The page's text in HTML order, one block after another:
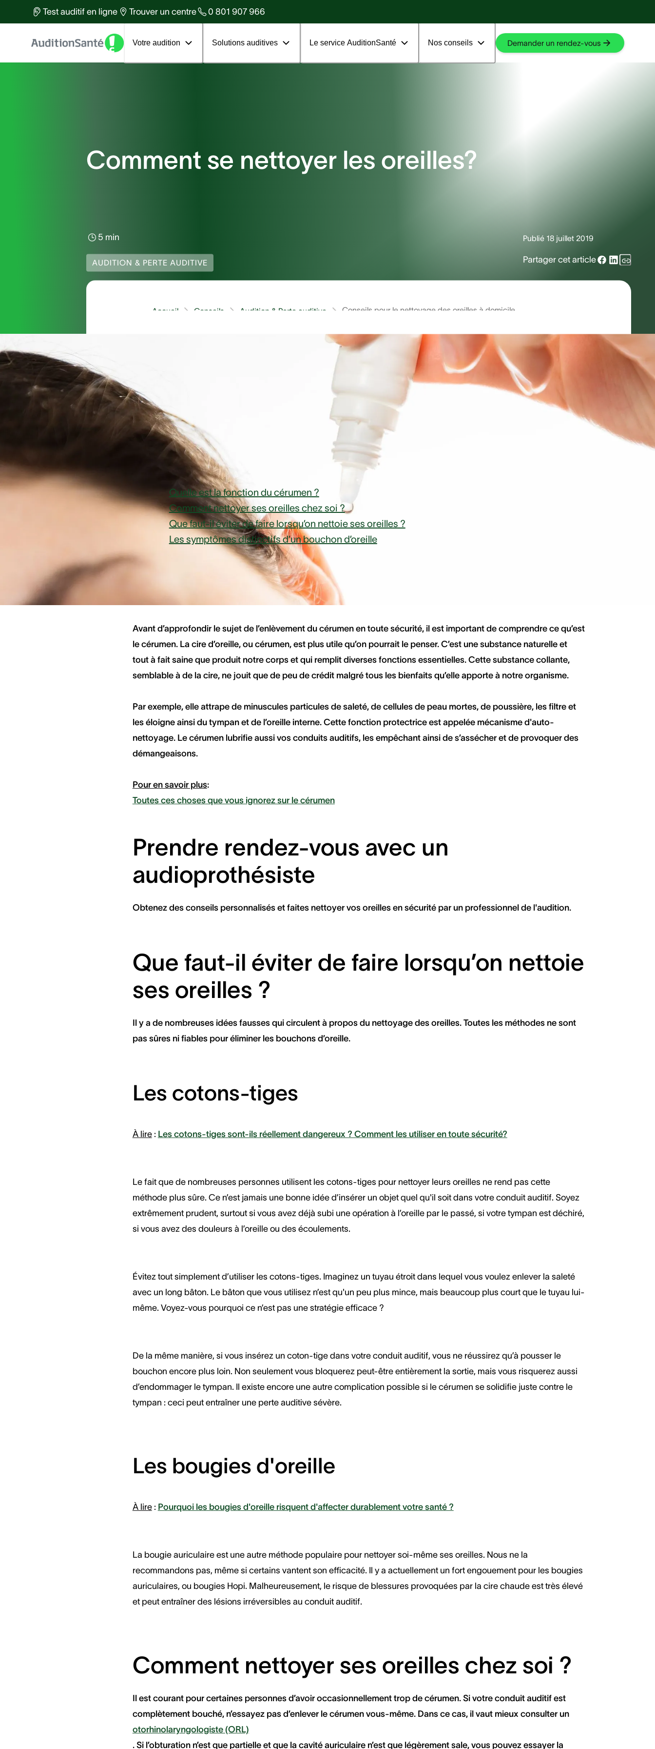
Test auditif en ligne Trouver un centre 0 801 907 966
Votre audition Solutions auditives Le service AuditionSanté Nos conseils Demander un rendez-vous
En savoir plus
En savoir plus
Des équipes d'experts à votre
services
Votre 1er rendez-vous
Comment se nettoyer les oreilles?
5 min
AUDITION & PERTE AUDITIVE
Publié 18 juillet 2019
Partager cet article
Conseils pour le nettoyage des oreilles à domicile
Audition & Perte auditive
Conseils
Accueil
L’accumulation excessive de cérumen est un problème relativement courant, auquel de nombreuses personnes sont
confrontées à un moment ou l’autre de leur vie. Les médecins appellent cela une obstruction du conduit auditif par le
cérumen. Si avoir un bouchon de cérumen est un problème relativement bénin, l’enlever est un processus délicat
qu’il vaut mieux confier à un professionnel de l’audition.
Vue d'ensemble
Quelle est la fonction du cérumen ?
Comment nettoyer ses oreilles chez soi ?
Que faut-il éviter de faire lorsqu’on nettoie ses oreilles ?
Les symptômes distinctifs d’un bouchon d’oreille
Quelle est la fonction du cérumen ?
Avant d’approfondir le sujet de l’enlèvement du cérumen en toute sécurité, il est important de comprendre ce qu’est
le cérumen. La cire d’oreille, ou cérumen, est plus utile qu’on pourrait le penser. C’est une substance naturelle et
tout à fait saine que produit notre corps et qui remplit diverses fonctions essentielles. Cette substance collante,
semblable à de la cire, ne jouit que de peu de crédit malgré tous les bienfaits qu’elle apporte à notre organisme.
Par exemple, elle attrape de minuscules particules de saleté, de cellules de peau mortes, de poussière, les filtre et
les éloigne ainsi du tympan et de l’oreille interne. Cette fonction protectrice est appelée mécanisme d'auto-
nettoyage. Le cérumen lubrifie aussi vos conduits auditifs, les empêchant ainsi de s’assécher et de provoquer des
démangeaisons.
Pour en savoir plus:
Toutes ces choses que vous ignorez sur le cérumen
Prendre rendez-vous avec un
audioprothésiste
Obtenez des conseils personnalisés et faites nettoyer vos oreilles en sécurité par un professionnel de l'audition.
Que faut-il éviter de faire lorsqu’on nettoie
ses oreilles ?
Il y a de nombreuses idées fausses qui circulent à propos du nettoyage des oreilles. Toutes les méthodes ne sont
pas sûres ni fiables pour éliminer les bouchons d’oreille.
Les cotons-tiges
À lire: Les cotons-tiges sont-ils réellement dangereux ? Comment les utiliser en toute sécurité?
Le fait que de nombreuses personnes utilisent les cotons-tiges pour nettoyer leurs oreilles ne rend pas cette
méthode plus sûre. Ce n’est jamais une bonne idée d’insérer un objet quel qu'il soit dans votre conduit auditif. Soyez
extrêmement prudent, surtout si vous avez déjà subi une opération à l’oreille par le passé, si votre tympan est déchiré,
si vous avez des douleurs à l’oreille ou des écoulements.
Évitez tout simplement d’utiliser les cotons-tiges. Imaginez un tuyau étroit dans lequel vous voulez enlever la saleté
avec un long bâton. Le bâton que vous utilisez n’est qu'un peu plus mince, mais beaucoup plus court que le tuyau lui-
même. Voyez-vous pourquoi ce n’est pas une stratégie efficace ?
De la même manière, si vous insérez un coton-tige dans votre conduit auditif, vous ne réussirez qu’à pousser le
bouchon encore plus loin. Non seulement vous bloquerez peut-être entièrement la sortie, mais vous risquerez aussi
d’endommager le tympan. Il existe encore une autre complication possible si le cérumen se solidifie juste contre le
tympan : ceci peut entraîner une perte auditive sévère.
Les bougies d'oreille
À lire: Pourquoi les bougies d'oreille risquent d'affecter durablement votre santé ?
La bougie auriculaire est une autre méthode populaire pour nettoyer soi-même ses oreilles. Nous ne la
recommandons pas, même si certains vantent son efficacité. Il y a actuellement un fort engouement pour les bougies
auriculaires, ou bougies Hopi. Malheureusement, le risque de blessures provoquées par la cire chaude est très élevé
et peut entraîner des lésions irréversibles au conduit auditif.
Comment nettoyer ses oreilles chez soi ?
Il est courant pour certaines personnes d’avoir occasionnellement trop de cérumen. Si votre conduit auditif est
complètement bouché, n’essayez pas d’enlever le cérumen vous-même. Dans ce cas, il vaut mieux consulter un
otorhinolaryngologiste (ORL)
. Si l’obturation n’est que partielle et que la cavité auriculaire n’est que légèrement sale, vous pouvez essayer la